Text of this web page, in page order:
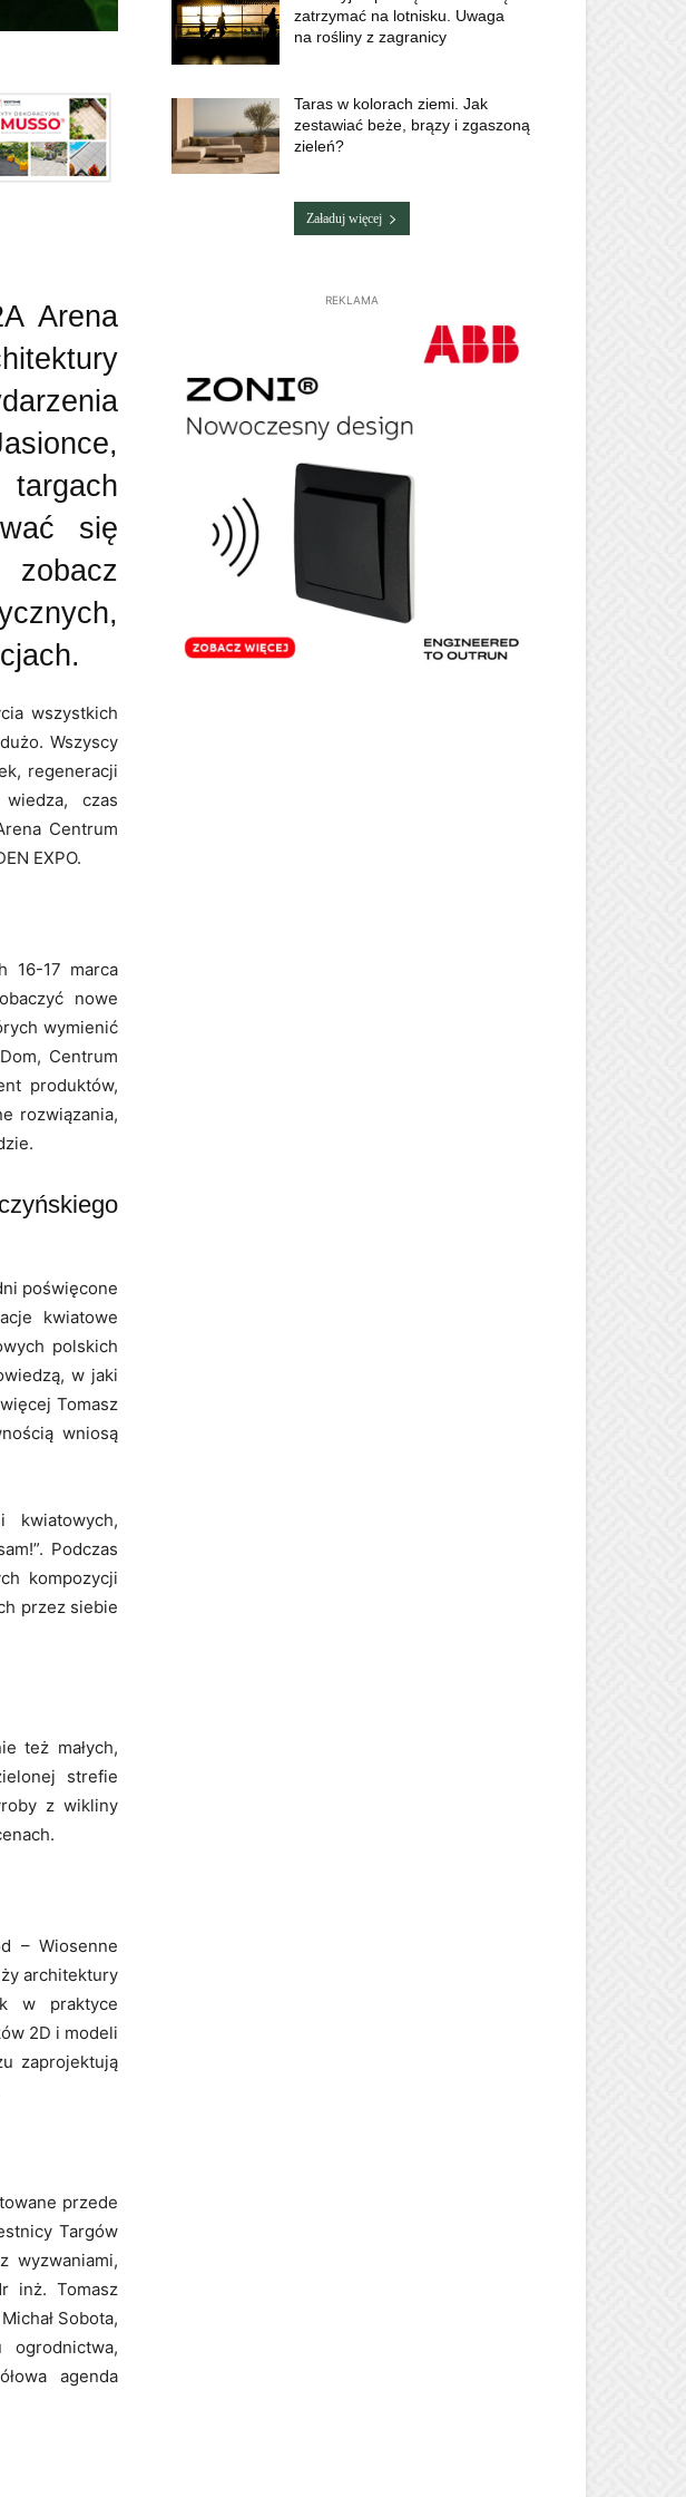
Arena
się
wszystkich
Wszyscy
regeneracji
czas
Centrum
EXPO.
16-17 marca
nowe
wymienić
Centrum
produktów,
rozwiązania,
poświęcone
kwiatowe
polskich
w jaki
Tomasz
wniosą
kwiatowych,
Podczas
kompozycji
przez siebie
też małych,
strefie
z wikliny
– Wiosenne
architektury
w praktyce
2D i modeli
zaprojektują
przede
Targów
wyzwaniami,
inż. Tomasz
Sobota,
agenda
zatrzymać na lotnisku. Uwaga
na rośliny z zagranicy
Taras w kolorach ziemi. Jak
zestawiać beże, brązy i zgaszoną
zieleń?
Załaduj więcej
REKLAMA